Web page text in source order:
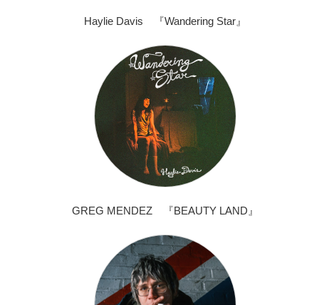
Haylie Davis 『Wandering Star』
GREG MENDEZ 『BEAUTY LAND』